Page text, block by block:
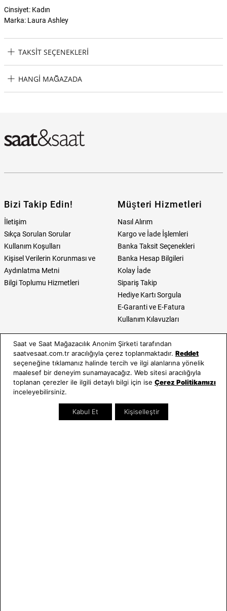
Cinsiyet: Kadın
Marka: Laura Ashley
TAKSIT SEÇENEKLERI
HANGI MAĞAZADA
Bizi Takip Edin!
İletişim
Sıkça Sorulan Sorular
Kullanım Koşulları
Kişisel Verilerin Korunması ve
Aydınlatma Metni
Bilgi Toplumu Hizmetleri
Müşteri Hizmetleri
Nasıl Alırım
Kargo ve İade İşlemleri
Banka Taksit Seçenekleri
Banka Hesap Bilgileri
Kolay İade
Sipariş Takip
Hediye Kartı Sorgula
E-Garanti ve E-Fatura
Kullanım Kılavuzları
Saat ve Saat
Hakkımızda
Neden Saat ve Saat
Mağazalar
Kurumsal Satış
Kategoriler
Erkek Saat
Kadın Saat
Tüm Ürünler
İndirimliler
Saat ve Saat Mağazacılık Anonim Şirketi tarafından
saatvesaat.com.tr aracılığıyla çerez toplanmaktadır. Reddet
seçeneğine tıklamanız halinde tercih ve ilgi alanlarına yönelik
maalesef bir deneyim sunamayacağız. Web sitesi aracılığıyla
toplanan çerezler ile ilgili detaylı bilgi için ise Çerez Politikamızı
inceleyebilirsiniz.
Kabul Et Kişiselleştir